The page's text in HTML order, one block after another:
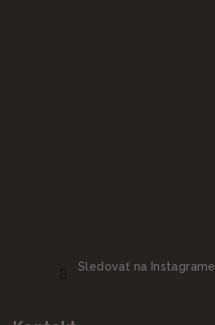
Sledovať na Instagrame